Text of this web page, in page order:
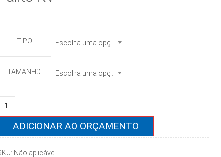
TIPO
TAMANHO
ADICIONAR AO ORÇAMENTO
Não aplicável